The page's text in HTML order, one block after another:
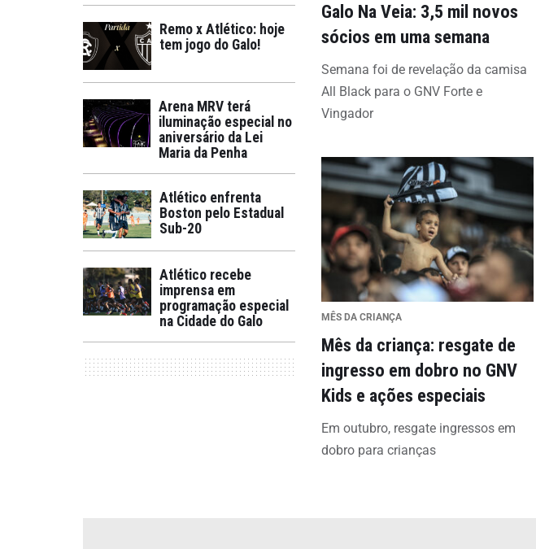
Remo x Atlético: hoje
tem jogo do Galo!
Arena MRV terá
iluminação especial no
aniversário da Lei
Maria da Penha
Atlético enfrenta
Boston pelo Estadual
Sub-20
Atlético recebe
imprensa em
programação especial
na Cidade do Galo
Galo Na Veia: 3,5 mil novos
sócios em uma semana
Semana foi de revelação da camisa
All Black para o GNV Forte e
Vingador
MÊS DA CRIANÇA
Mês da criança: resgate de
ingresso em dobro no GNV
Kids e ações especiais
Em outubro, resgate ingressos em
dobro para crianças